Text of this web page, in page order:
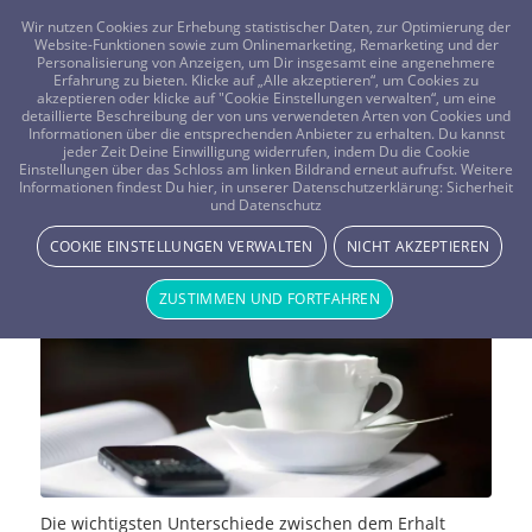
FRAGEN? KOSTENLOS ANRUFEN: 0800-8478266
Traumdeutung: Nachricht auf dem
Handy
NEWS & STORYS TRAUMWELT & BEDEUTUNG
Die wichtigsten Unterschiede zwischen dem Erhalt
Wir nutzen Cookies zur Erhebung statistischer Daten, zur Optimierung der
Website-Funktionen sowie zum Onlinemarketing, Remarketing und der
Personalisierung von Anzeigen, um Dir insgesamt eine angenehmere
Erfahrung zu bieten. Klicke auf „Alle akzeptieren“, um Cookies zu
akzeptieren oder klicke auf "Cookie Einstellungen verwalten“, um eine
detaillierte Beschreibung der von uns verwendeten Arten von Cookies und
Informationen über die entsprechenden Anbieter zu erhalten. Du kannst
jeder Zeit Deine Einwilligung widerrufen, indem Du die Cookie
Einstellungen über das Schloss am linken Bildrand erneut aufrufst. Weitere
Informationen findest Du hier, in unserer Datenschutzerklärung: Sicherheit
und Datenschutz
COOKIE EINSTELLUNGEN VERWALTEN NICHT AKZEPTIEREN
ZUSTIMMEN UND FORTFAHREN